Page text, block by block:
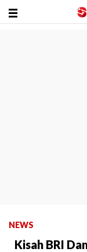
NEWS
Kisah BRI